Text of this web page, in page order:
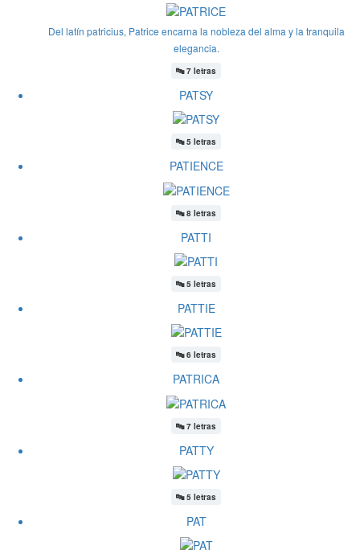
Del latín patricius, Patrice encarna la nobleza del alma y la tranquila
elegancia.
🔤7 letras
PATSY
🔤5 letras
PATIENCE
🔤8 letras
PATTI
🔤5 letras
PATTIE
🔤6 letras
PATRICA
🔤7 letras
PATTY
🔤5 letras
PAT